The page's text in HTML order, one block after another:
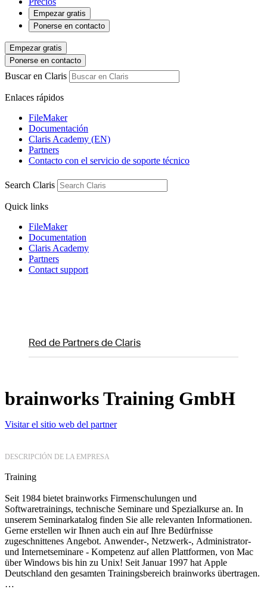
Empezar gratis
Ponerse en contacto
Empezar gratis
Ponerse en contacto
Buscar en Claris
Enlaces rápidos
FileMaker
Documentación
Claris Academy (EN)
Partners
Contacto con el servicio de soporte técnico
Search Claris
Quick links
FileMaker
Documentation
Claris Academy
Partners
Contact support
Red de Partners de Claris
brainworks Training GmbH
Visitar el sitio web del partner
DESCRIPCIÓN DE LA EMPRESA
Training
Seit 1984 bietet brainworks Firmenschulungen und
Softwaretrainings, technische Seminare und Spezialkurse an. In
unserem Seminarkatalog finden Sie alle relevanten Informationen.
Gerne erstellen wir Ihnen auch ein auf Ihre Bedürfnisse
zugeschnittenes Angebot. Anwender-, Netzwerk-, Administrator-
und Internetseminare - Kompetenz auf allen Plattformen, von Mac
über Windows bis hin zu Unix! Seit Januar 1997 hat Apple
Deutschland den gesamten Trainingsbereich brainworks übertragen.